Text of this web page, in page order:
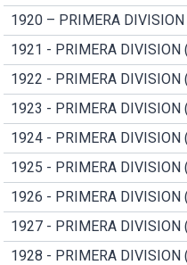
1920 – PRIMERA DIVISION
1921 - PRIMERA DIVISION
1922 - PRIMERA DIVISION
1923 - PRIMERA DIVISION
1924 - PRIMERA DIVISION
1925 - PRIMERA DIVISION
1926 - PRIMERA DIVISION
1927 - PRIMERA DIVISION
1928 - PRIMERA DIVISION